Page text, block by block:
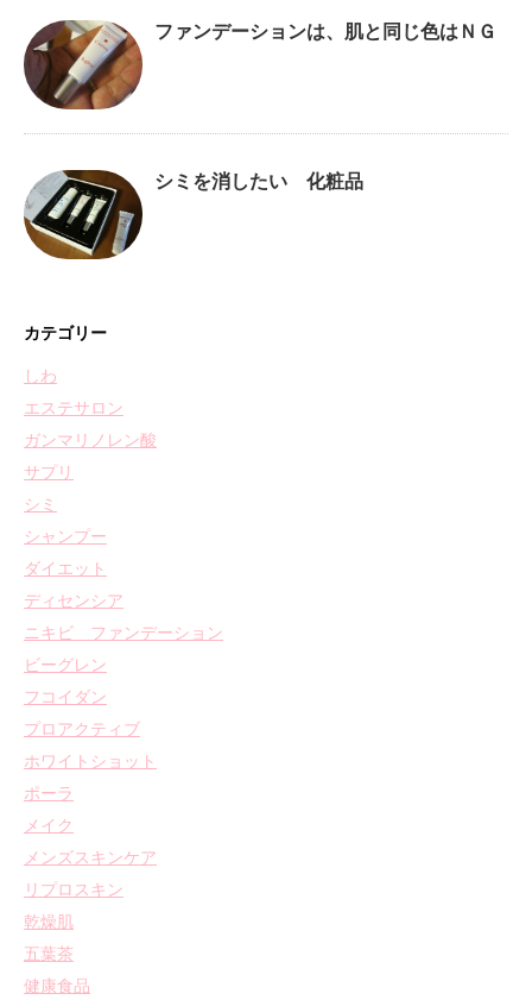
ファンデーションは、肌と同じ色はＮＧ
シミを消したい 化粧品
カテゴリー
しわ
エステサロン
ガンマリノレン酸
サプリ
シミ
シャンプー
ダイエット
ディセンシア
ニキビ ファンデーション
ビーグレン
フコイダン
プロアクティブ
ホワイトショット
ポーラ
メイク
メンズスキンケア
リプロスキン
乾燥肌
五葉茶
健康食品